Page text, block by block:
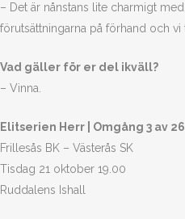
– Det är nånstans lite charmigt
förutsättningarna på förhand och
Vad gäller för er del ikväll?
– Vinna.
Elitserien Herr | Omgång 3 av 26
Frillesås BK – Västerås SK
Tisdag 21 oktober 19.00
Ruddalens Ishall